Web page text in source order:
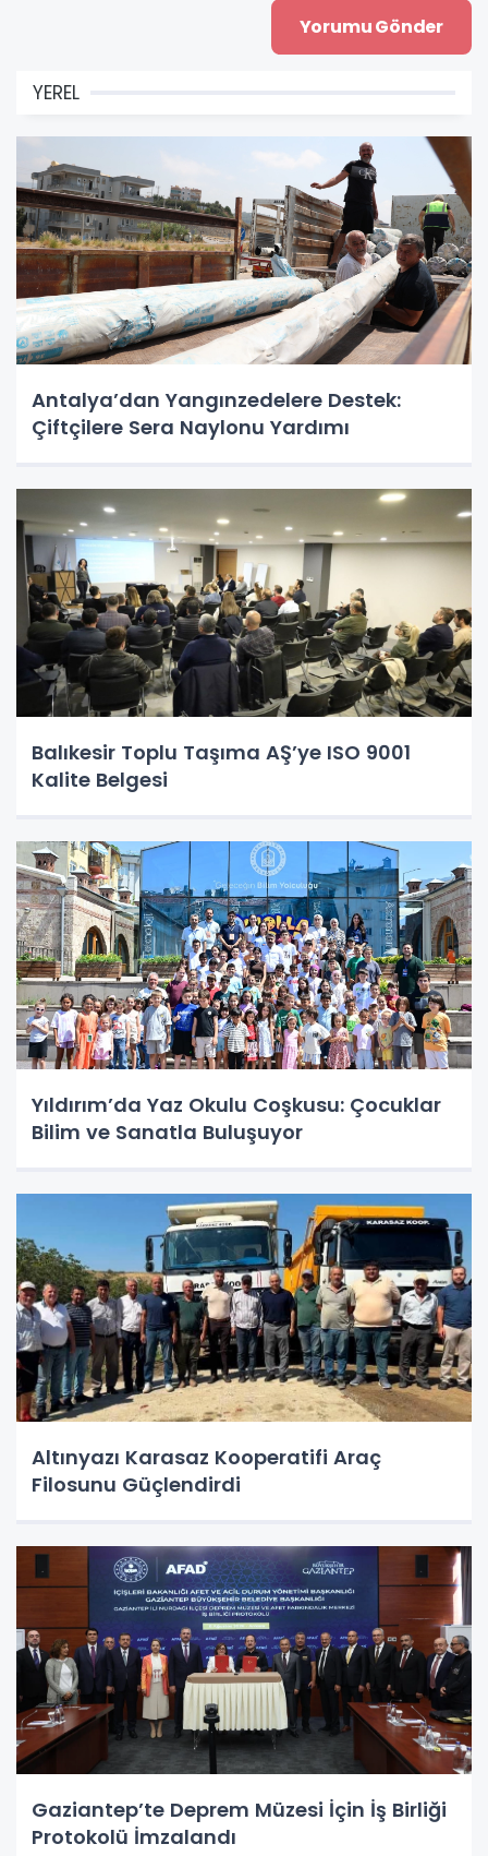
YEREL
Antalya’dan Yangınzedelere Destek:
Çiftçilere Sera Naylonu Yardımı
Balıkesir Toplu Taşıma AŞ’ye ISO 9001
Kalite Belgesi
Yıldırım’da Yaz Okulu Coşkusu: Çocuklar
Bilim ve Sanatla Buluşuyor
Altınyazı Karasaz Kooperatifi Araç
Filosunu Güçlendirdi
Gaziantep’te Deprem Müzesi İçin İş Birliği
Protokolü İmzalandı